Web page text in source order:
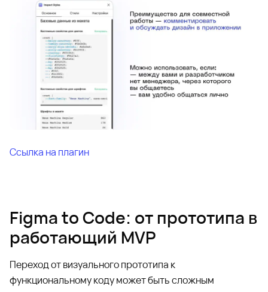
Ссылка на плагин
Figma to Code: от прототипа в
работающий MVP
Переход от визуального прототипа к
функциональному коду может быть сложным